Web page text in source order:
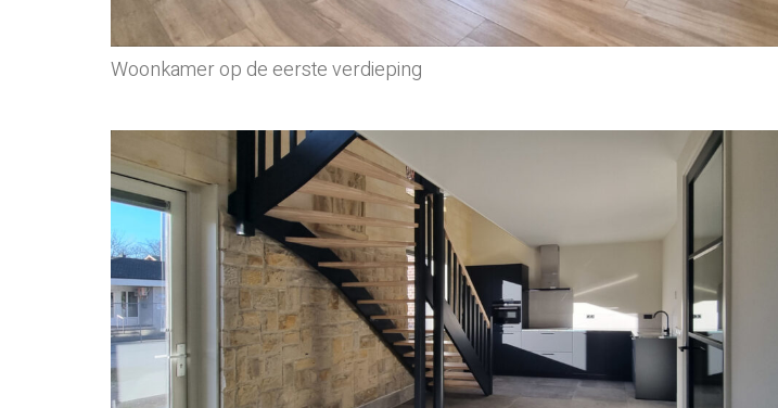
Woonkamer op de eerste verdieping